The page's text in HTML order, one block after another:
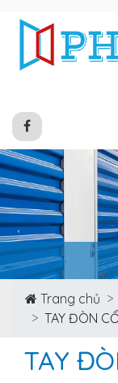
Trang chủ
TAY ĐÒN
TAY